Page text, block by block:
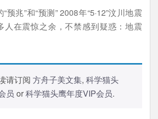
预兆”和“预测” 2008年“5·12”汶川地震
人在震惊之余，不禁感到疑惑：地震
请订阅 方舟子美文集, 科学猫头
员 or科学猫头鹰年度VIP会员.